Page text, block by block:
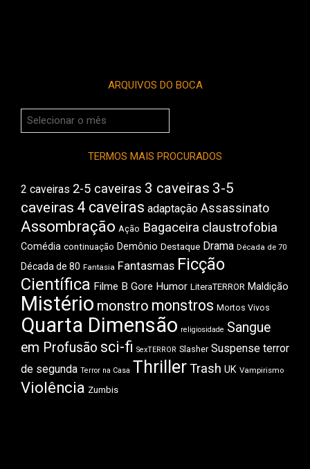
ARQUIVOS DO BOCA
Arquivos
do
TERMOS MAIS PROCURADOS
2 caveiras 2-5 caveiras 3 caveiras 3-5
caveiras 4 caveiras adaptação Assassinato
Assombração Ação Bagaceira claustrofobia
Comédia continuação Demônio Destaque Drama Década de 70
Década de 80 Fantasia Fantasmas Ficção
Científica Filme B Gore Humor LiteraTERROR Maldição
Mistério monstro monstros Mortos Vivos
Quarta Dimensão religiosidade Sangue
em Profusão sci-fi SexTERROR Slasher Suspense terror
de segunda Terror na Casa ThrillerTrash UK Vampirismo
Violência Zumbis